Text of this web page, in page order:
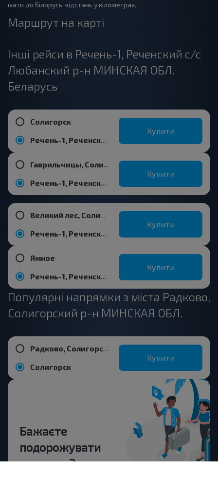
їхати до Білорусь, відстань у кілометрах.
Маршрут на карті
Інші рейси в Речень-1, Реченский с/с
Любанский р-н МИНСКАЯ ОБЛ.
Беларусь
Солигорск
Речень-1, Реченский с/с Любанский р-н МИНСКАЯ ОБЛ. Беларусь
Купити
Гаврильчицы, Солигорский р-н МИНСКАЯ ОБЛ.
Речень-1, Реченский с/с Любанский р-н МИНСКАЯ ОБЛ. Беларусь
Купити
Великий лес, Солигорский р-н МИНСКАЯ ОБЛ.
Речень-1, Реченский с/с Любанский р-н МИНСКАЯ ОБЛ. Беларусь
Купити
Ямное
Речень-1, Реченский с/с Любанский р-н МИНСКАЯ ОБЛ. Беларусь
Купити
Популярні напрямки з міста Радково,
Солигорский р-н МИНСКАЯ ОБЛ.
Радково, Солигорский р-н МИНСКАЯ ОБЛ.
Солигорск
Купити
Бажаєте
подорожувати
дешевше?